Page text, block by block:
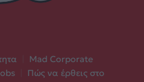
Mad Corporate
Πώς να έρθεις στο